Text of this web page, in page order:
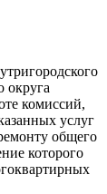
округа
комиссий,
услуг
общего
которого